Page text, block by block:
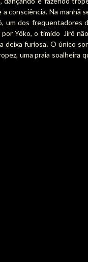
a consciência. Na manhã
um dos frequentadores
por Yôko, o tímido Jirô
deixa furiosa. O único
uma praia soalheira